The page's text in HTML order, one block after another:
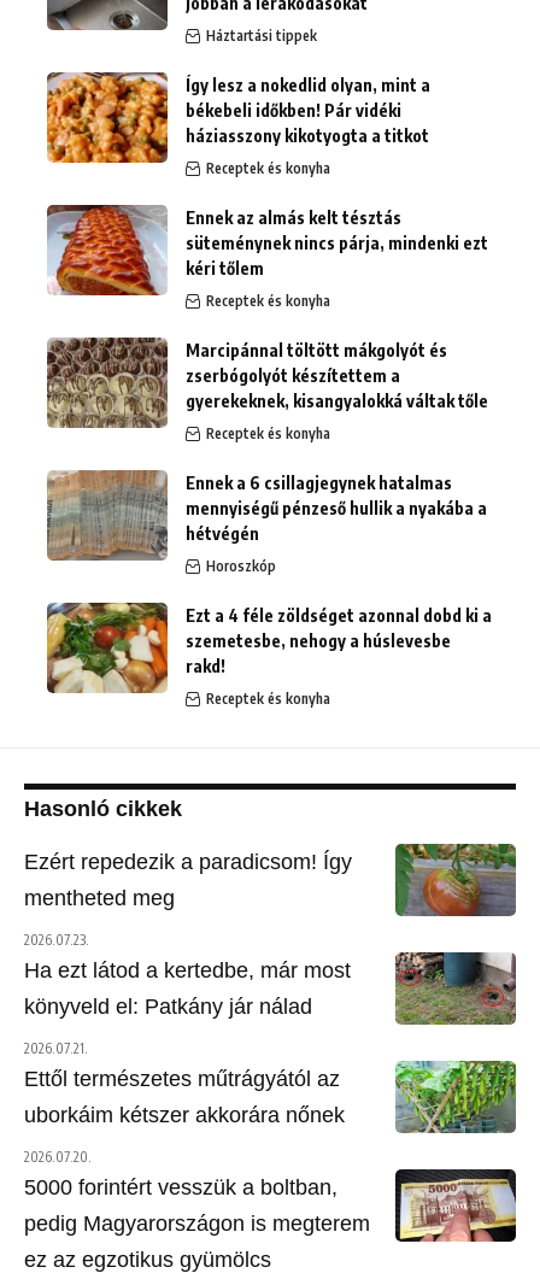
Háztartási tippek
Így lesz a nokedlid olyan, mint a
békebeli időkben! Pár vidéki
háziasszony kikotyogta a titkot
Receptek és konyha
Ennek az almás kelt tésztás
süteménynek nincs párja, mindenki ezt
kéri tőlem
Receptek és konyha
Marcipánnal töltött mákgolyót és
zserbógolyót készítettem a
gyerekeknek, kisangyalokká váltak tőle
Receptek és konyha
Ennek a 6 csillagjegynek hatalmas
mennyiségű pénzeső hullik a nyakába a
hétvégén
Horoszkóp
Ezt a 4 féle zöldséget azonnal dobd ki a
szemetesbe, nehogy a húslevesbe
rakd!
Receptek és konyha
Hasonló cikkek
Ezért repedezik a paradicsom! Így
mentheted meg
2026.07.23.
Ha ezt látod a kertedbe, már most
könyveld el: Patkány jár nálad
2026.07.21.
Ettől természetes műtrágyától az
uborkáim kétszer akkorára nőnek
2026.07.20.
5000 forintért vesszük a boltban,
pedig Magyarországon is megterem
ez az egzotikus gyümölcs